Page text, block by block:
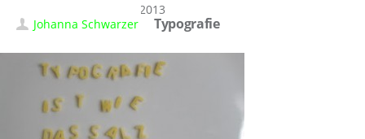
01.04.2013
Johanna Schwarzer
Typografie